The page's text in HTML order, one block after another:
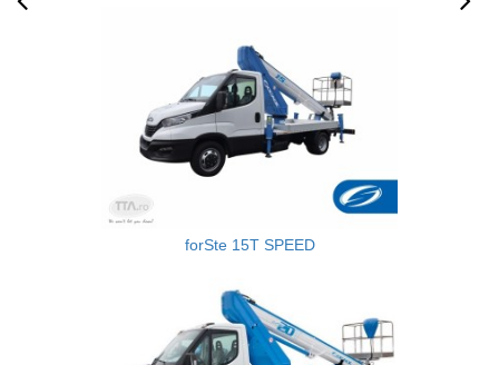
forSte 15T SPEED